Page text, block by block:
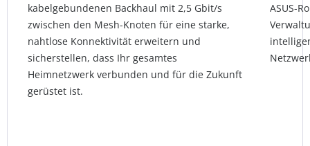
kabelgebundenen Backhaul mit 2,5 Gbit/s
zwischen den Mesh-Knoten für eine starke,
nahtlose Konnektivität erweitern und
sicherstellen, dass Ihr gesamtes
Heimnetzwerk verbunden und für die Zukunft
gerüstet ist.
ASUS-